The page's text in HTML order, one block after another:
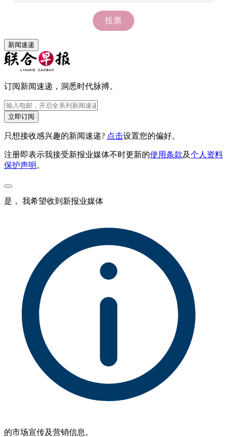
新闻速递
订阅新闻速递，洞悉时代脉搏。
立即订阅
只想接收感兴趣的新闻速递? 点击设置您的偏好。
注册即表示我接受新报业媒体不时更新的使用条款及个人资料
保护声明 。
是， 我希望收到新报业媒体
的市场宣传及营销信息。